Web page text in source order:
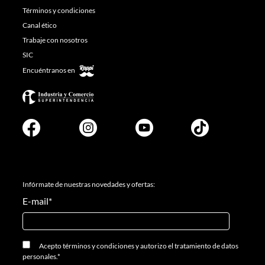
Términos y condiciones
Canal ético
Trabaje con nosotros
SIC
Encuéntranos en
Infórmate de nuestras novedades y ofertas:
E-mail*
Aceptotérminos y condicionesyautorizo el tratamiento de datos
personales.*